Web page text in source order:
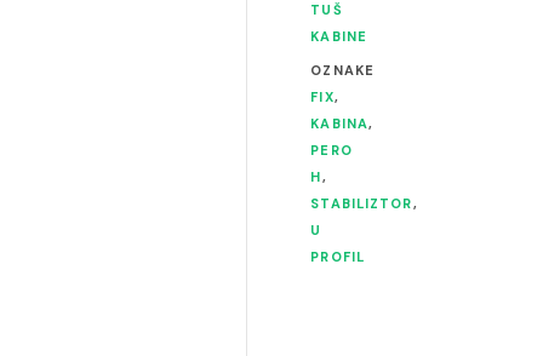
TUŠ
KABINE
OZNAKE
FIX,
KABINA,
PERO
H,
STABILIZTOR,
U
PROFIL